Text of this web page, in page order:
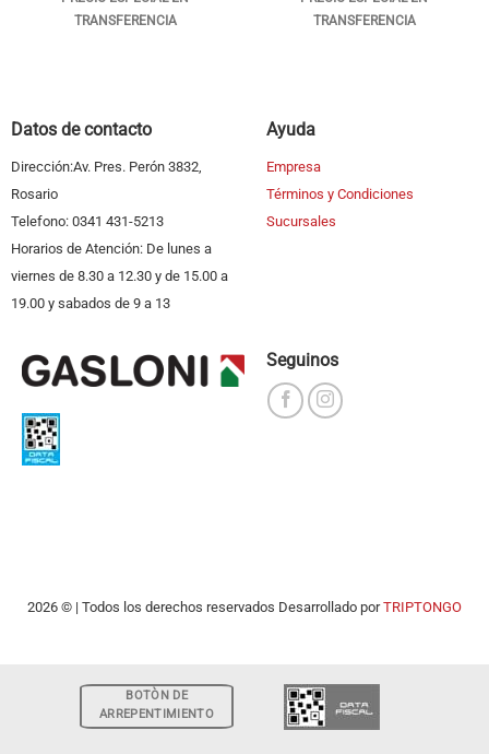
TRANSFERENCIA
TRANSFERENCIA
Datos de contacto
Dirección:Av. Pres. Perón 3832,
Rosario
Telefono: 0341 431-5213
Horarios de Atención: De lunes a
viernes de 8.30 a 12.30 y de 15.00 a
19.00 y sabados de 9 a 13
Ayuda
Empresa
Términos y Condiciones
Sucursales
Seguinos
2026 © | Todos los derechos reservados Desarrollado porTRIPTONGO
BOTÒN DE
ARREPENTIMIENTO